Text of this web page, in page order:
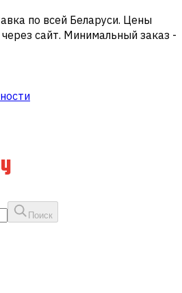
по всей Беларуси. Цены
сайт. Минимальный заказ -
Поиск